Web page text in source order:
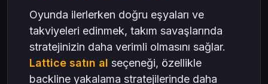
Oyunda ilerlerken doğru eşyaları ve
takviyeleri edinmek, takım savaşlarında
stratejinizin daha verimli olmasını sağlar.
Lattice satın al seçeneği, özellikle
backline yakalama stratejilerinde daha